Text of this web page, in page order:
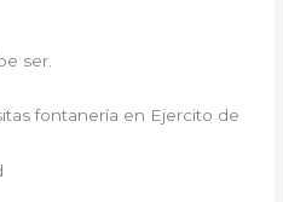
ser.
fontanería en Ejercito de